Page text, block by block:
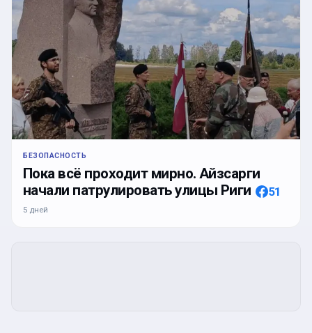
БЕЗОПАСНОСТЬ
Пока всё проходит мирно. Айзсарги
начали патрулировать улицы Риги
51
5 дней